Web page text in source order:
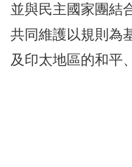
並與民主國家團結
共同維護以規則為
及印太地區的和平